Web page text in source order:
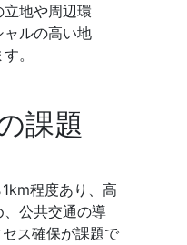
地や周辺環
ルの高い地
。
課題
程度あり、高
公共交通の導
ス確保が課題で